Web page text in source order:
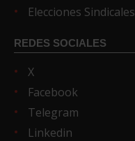
Elecciones Sindicales
REDES SOCIALES
X
Facebook
Telegram
Linkedin